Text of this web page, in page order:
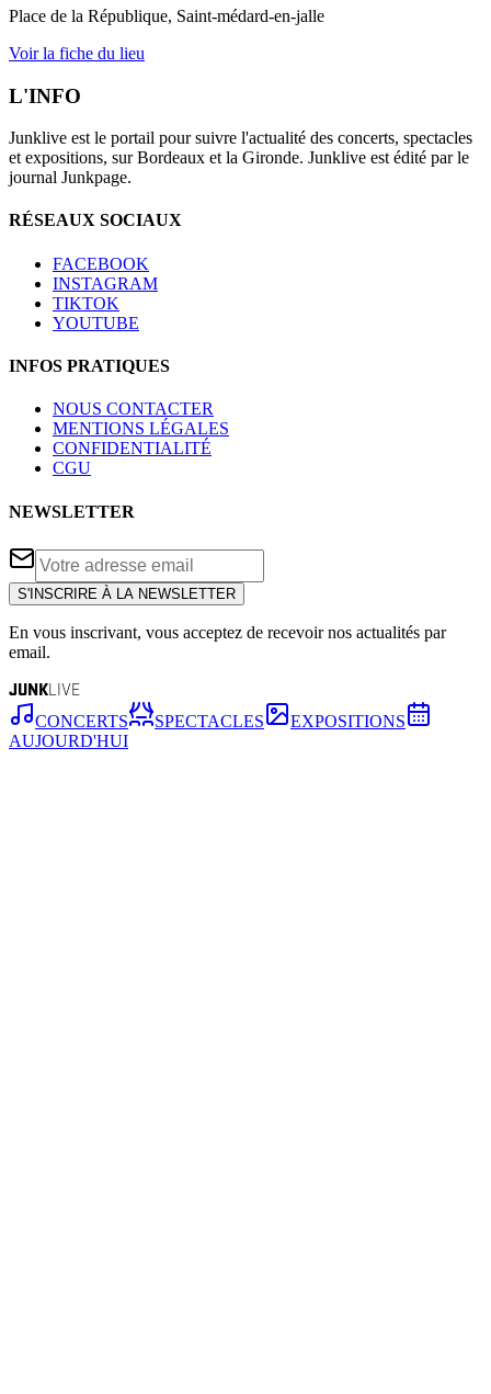
Place de la République, Saint-médard-en-jalle
Voir la fiche du lieu
L'INFO
Junklive est le portail pour suivre l'actualité des concerts, spectacles
et expositions, sur Bordeaux et la Gironde. Junklive est édité par le
journal Junkpage.
RÉSEAUX SOCIAUX
FACEBOOK
INSTAGRAM
TIKTOK
YOUTUBE
INFOS PRATIQUES
NOUS CONTACTER
MENTIONS LÉGALES
CONFIDENTIALITÉ
CGU
NEWSLETTER
S'INSCRIRE À LA NEWSLETTER
En vous inscrivant, vous acceptez de recevoir nos actualités par
email.
JUNKLIVE
CONCERTS SPECTACLES
EXPOSITIONS
AUJOURD'HUI